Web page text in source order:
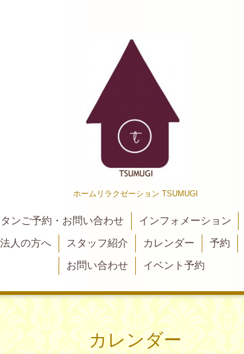
ホームリラクゼーション TSUMUGI
ンご予約・お問い合わせ インフォメーション
法人の方へ
スタッフ紹介 カレンダー 予約
お問い合わせ
イベント予約
カレンダー